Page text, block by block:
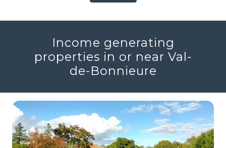
Income generating
properties in or near Val-
de-Bonnieure